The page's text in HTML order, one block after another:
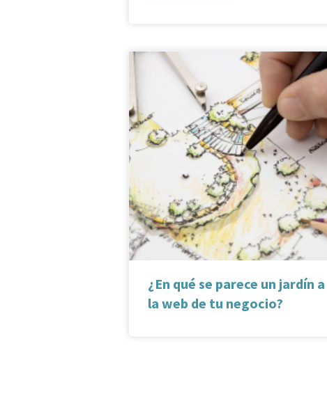
¿En qué se parece un jardín a
la web de tu negocio?